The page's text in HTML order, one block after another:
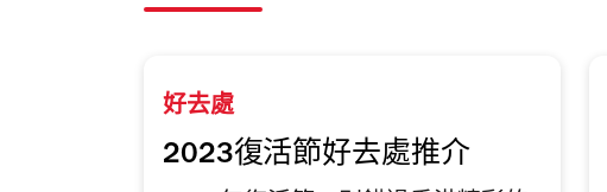
好去處
2023復活節好去處推介